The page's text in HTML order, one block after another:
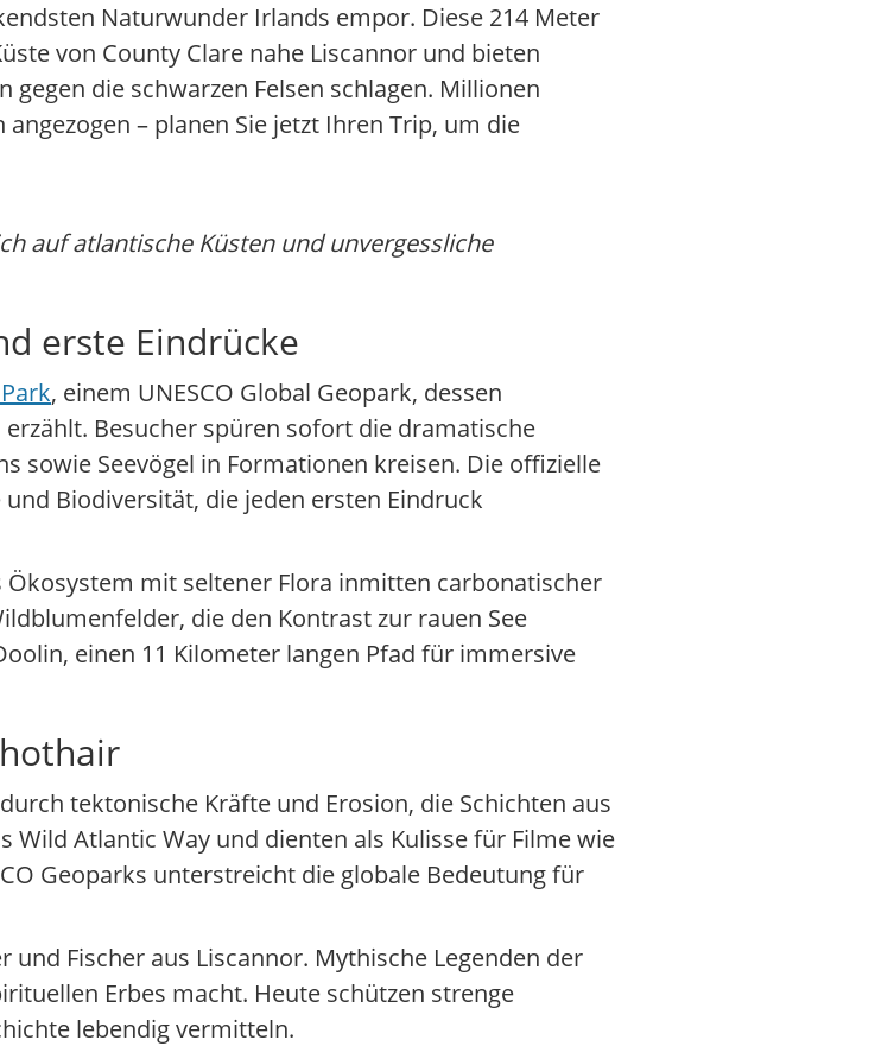
Naturwunder Irlands empor. Diese 214 Meter
von County Clare nahe Liscannor und bieten
die schwarzen Felsen schlagen. Millionen
– planen Sie jetzt Ihren Trip, um die
auf atlantische Küsten und unvergessliche
erste Eindrücke
, einem UNESCO Global Geopark, dessen
Besucher spüren sofort die dramatische
sowie Seevögel in Formationen kreisen. Die offizielle
Biodiversität, die jeden ersten Eindruck
mit seltener Flora inmitten carbonatischer
die den Kontrast zur rauen See
einen 11 Kilometer langen Pfad für immersive
tektonische Kräfte und Erosion, die Schichten aus
Atlantic Way und dienten als Kulisse für Filme wie
Geoparks unterstreicht die globale Bedeutung für
Fischer aus Liscannor. Mythische Legenden der
Erbes macht. Heute schützen strenge
lebendig vermitteln.